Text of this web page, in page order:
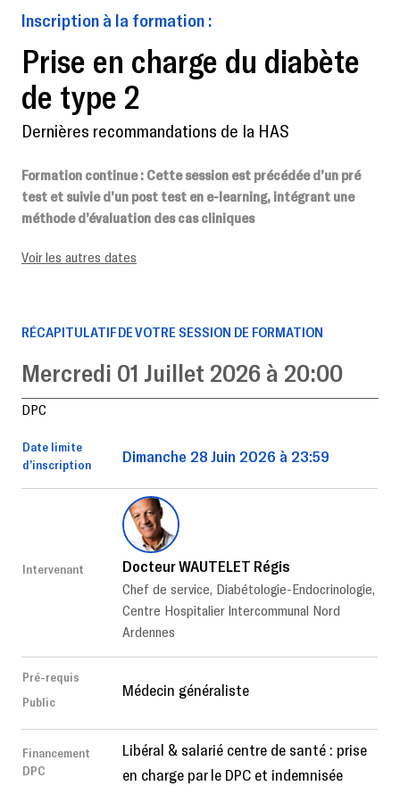
Inscription à la formation :
Prise en charge du diabète
de type 2
Dernières recommandations de la HAS
Formation continue: Cette session est précédée d’un pré
test et suivie d’un post test en e-learning, intégrant une
méthode d’évaluation des cas cliniques
Voir les autres dates
RÉCAPITULATIF DE VOTRE SESSION DE FORMATION
Mercredi 01 Juillet 2026 à 20:00
DPC
Date limite
d’inscription
Dimanche 28 Juin 2026 à 23:59
Intervenant Docteur WAUTELET Régis
Chef de service, Diabétologie-Endocrinologie,
Centre Hospitalier Intercommunal Nord
Ardennes
Pré-requis
Public
Médecin généraliste
Financement
DPC
Libéral & salarié centre de santé : prise
en charge par le DPC et indemnisée